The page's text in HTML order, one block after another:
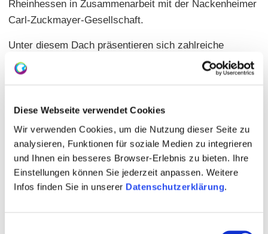
Diese Webseite verwendet Cookies
Wir verwenden Cookies, um die Nutzung dieser Seite zu
analysieren, Funktionen für soziale Medien zu integrieren
und Ihnen ein besseres Browser-Erlebnis zu bieten. Ihre
Einstellungen können Sie jederzeit anpassen. Weitere
Infos finden Sie in unserer Datenschutzerklärung.
Rheinhessen in Zusammenarbeit mit der Nackenheimer
Carl-Zuckmayer-Gesellschaft.
Unter diesem Dach präsentieren sich zahlreiche
rheinhessische Kunst- und Kulturschaffende
gemeinsam, anlässlich der 100-jährigen Uraufführung
Veranstaltungen zusammengestellt, welches sich
Zuckmayers Leben und Schaffen in kreativer Weise
annimmt. Von Musik, Theater und Film über Kunst und
Literatur bis hin zu Wein und Genuss und noch vielem